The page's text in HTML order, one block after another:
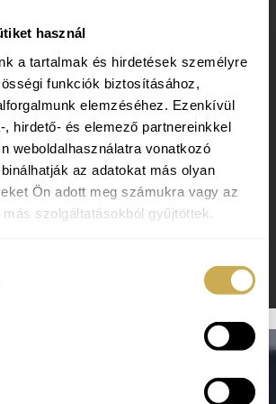
használ
a tartalmak és hirdetések személyre
funkciók biztosításához,
elemzéséhez. Ezenkívül
, hirdető- és elemező partnereinkkel
weboldalhasználatra vonatkozó
az adatokat más olyan
Ön adott meg számukra vagy az
szolgáltatásokból gyűjtöttek.
stressz? Tünetek, okok és
módszerek
Tünetek, okok és hatékony
intenzív félelemmel vagy szorongással
torzult gondolkodással és testi
remegés, fulladásérzés, mellkasi
a valóságtól való elszakadás érzése. A
×